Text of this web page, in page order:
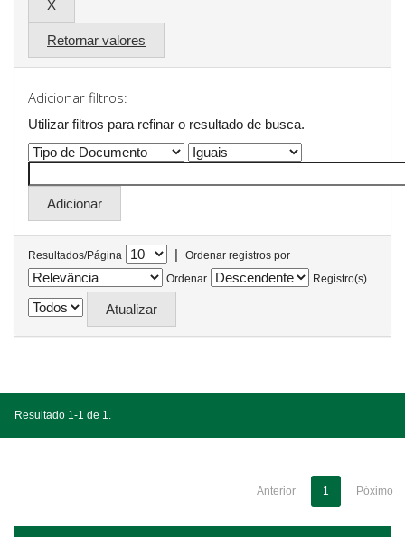
Retornar valores
Adicionar filtros:
Utilizar filtros para refinar o resultado de busca.
Resultados/Página |
Ordenar registros por
Ordenar
Registro(s)
Resultado 1-1 de 1.
Anterior 1 Póximo